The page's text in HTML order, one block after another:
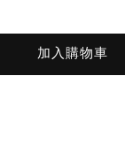
加入購物車